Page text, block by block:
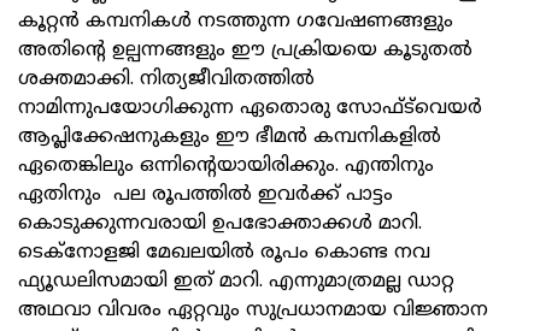
കൂറ്റൻ കമ്പനികൾ നടത്തുന്ന ഗവേഷണങ്ങളും
അതിന്റെ ഉല്പന്നങ്ങളും ഈ പ്രക്രിയയെ കൂടുതൽ
ശക്തമാക്കി. നിത്യജീവിതത്തിൽ
നാമിന്നുപയോഗിക്കുന്ന ഏതൊരു സോഫ്ട്‍വെയർ
ആപ്ലിക്കേഷനുകളും ഈ ഭീമൻ കമ്പനികളിൽ
ഏതെങ്കിലും ഒന്നിന്റെയായിരിക്കും. എന്തിനും
ഏതിനും പല രൂപത്തിൽ ഇവർക്ക് പാട്ടം
കൊടുക്കുന്നവരായി ഉപഭോക്താക്കൾ മാറി.
ടെക്നോളജി മേഖലയിൽ രൂപം കൊണ്ട നവ
ഫ്യൂഡലിസമായി ഇത് മാറി. എന്നുമാത്രമല്ല ഡാറ്റ
അഥവാ വിവരം ഏറ്റവും സുപ്രധാനമായ വിജ്ഞാന